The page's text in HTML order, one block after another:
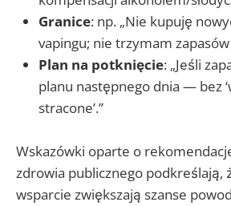
Granice: np. „Nie kupuję
vapingu; nie trzymam
Plan na potknięcie: „Jeśli
planu następnego dnia — bez
stracone’.”
Wskazówki oparte o
zdrowia publicznego podkreślają,
wsparcie zwiększają szanse